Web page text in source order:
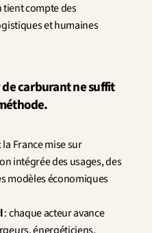
tient compte des
et humaines
carburant ne suffit
France mise sur
intégrée des usages, des
modèles économiques
: chaque acteur avance